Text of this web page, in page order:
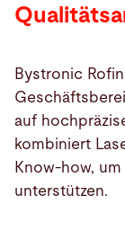
Bystronic
auf
kombiniert
Know-how,
unterstützen.